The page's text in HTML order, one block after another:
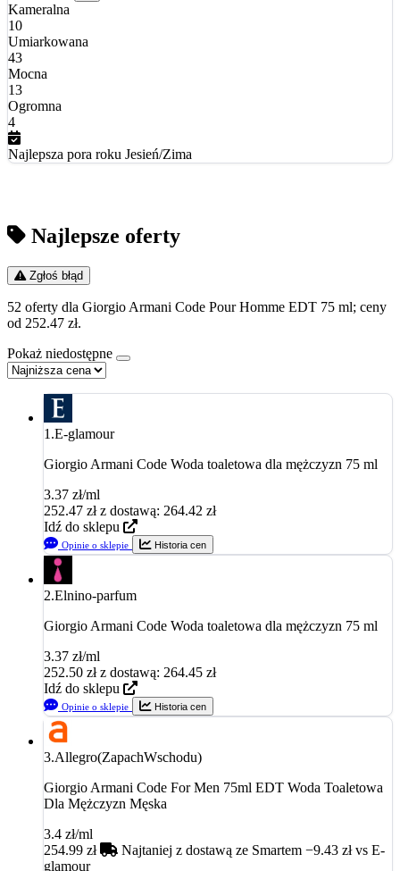
Kameralna
10
Umiarkowana
43
Mocna
13
Ogromna
4
Najlepsza pora roku Jesień/Zima
Najlepsze oferty
Zgłoś błąd
52 oferty dla Giorgio Armani Code Pour Homme EDT 75 ml; ceny
od 252.47 zł.
Pokaż niedostępne
1.E-glamour
Giorgio Armani Code Woda toaletowa dla mężczyzn 75 ml
3.37 zł/ml
252.47 zł z dostawą: 264.42 zł
Idź do sklepu
Opinie o sklepie Historia cen
2.Elnino-parfum
Giorgio Armani Code Woda toaletowa dla mężczyzn 75 ml
3.37 zł/ml
252.50 zł z dostawą: 264.45 zł
Idź do sklepu
Opinie o sklepie Historia cen
3.Allegro(ZapachWschodu)
Giorgio Armani Code For Men 75ml EDT Woda Toaletowa
Dla Mężczyzn Męska
3.4 zł/ml
254.99 zł Najtaniej z dostawą ze Smartem −9.43 zł vs E-
glamour